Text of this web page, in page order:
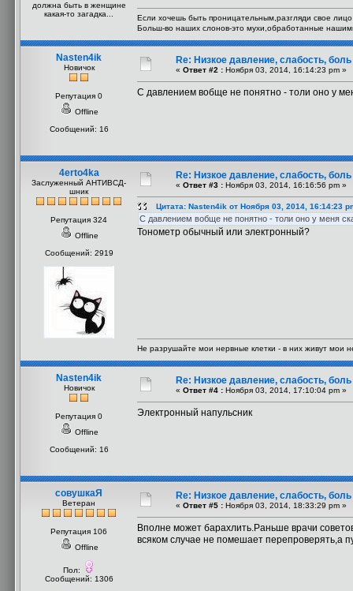
должна быть в женщине
какая-то загадка...
Если хочешь быть проницательным,разгляди свое лицо
Больш-во наших слонов-это мухи,обработанные
Nasten4ik
Новичок
Репутация 0
Offline
Сообщений: 16
Re: Низкое давление, слабость,
« Ответ #2 : Ноября 03, 2014, 16:14:23 pm »
С давлением вобще не понятно - толи оно у
4erto4ka
Заслуженный АНТИВСД-
шник
Репутация 324
Offline
Сообщений: 2919
Re: Низкое давление, слабость,
« Ответ #3 : Ноября 03, 2014, 16:16:56 pm »
Цитата: Nasten4ik от Ноября 03, 2014, 16:14:23
С давлением вобще не понятно - толи оно у меня
Тонометр обычный или электронный?
Не разрушайте мои нервные клетки - в них живут мои
Nasten4ik
Новичок
Репутация 0
Offline
Сообщений: 16
Re: Низкое давление, слабость,
« Ответ #4 : Ноября 03, 2014, 17:10:04 pm »
Электронный напульсник
совушкаЯ
Ветеран
Репутация 106
Offline
Пол:
Сообщений: 1306
Re: Низкое давление, слабость,
« Ответ #5 : Ноября 03, 2014, 18:33:29 pm »
Вполне может барахлить.Раньше врачи
всяком случае не помешает перепроверять,а